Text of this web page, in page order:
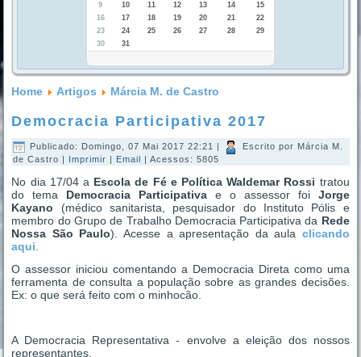
9
10 11 12 13 14
15
16
17 18 19 20 21
22
23
24 25 26 27 28
29
30
31
Home Artigos Márcia M. de Castro
Democracia Participativa 2017
Publicado: Domingo, 07 Mai 2017 22:21 |
Escrito por Márcia M.
de Castro | Imprimir | Email | Acessos: 5805
No dia 17/04 a Escola de Fé e Política Waldemar Rossi tratou
do tema Democracia Participativa e o assessor foiJorge
Kayano (médico sanitarista, pesquisador do Instituto Pólis e
membro do Grupo de Trabalho Democracia Participativa da Rede
Nossa São Paulo). Acesse a apresentação da aula clicando
aqui
O assessor iniciou comentando a Democracia Direta como uma
ferramenta de consulta a população sobre as grandes decisões.
Ex: o que será feito com o minhocão.
A Democracia Representativa - envolve a eleição dos nossos
representantes.